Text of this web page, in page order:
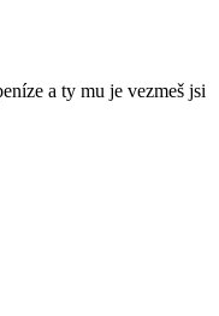
a ty mu je vezmeš jsi